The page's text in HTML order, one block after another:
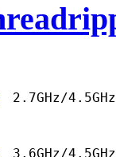
2.7GHz/
3.6GHz/